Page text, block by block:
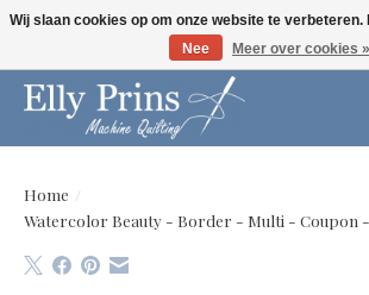
Let op: gewijzigde openingstijden!
Home /
Watercolor Beauty - Border - Multi - Coupon -
Wij slaan cookies op om onze website te verbeteren.
Nee
Meer over cookies »